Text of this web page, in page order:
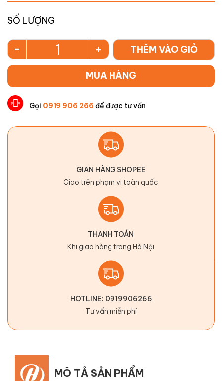
SỐ LƯỢNG
+
- THÊM VÀO GIỎ
MUA HÀNG
Gọi 0919 906 266 để được tư vấn
GIAN HÀNG SHOPEE
Giao trên phạm vi toàn quốc
THANH TOÁN
Khi giao hàng trong Hà Nội
HOTLINE: 0919906266
Tư vấn miễn phí
MÔ TẢ SẢN PHẨM